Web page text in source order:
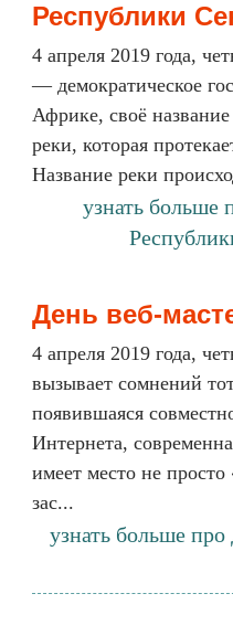
Республики
4 апреля 2019 года,
— демократическое
Африке, своё
реки, которая
Название реки
узнать больше
День веб-
4 апреля 2019 года,
вызывает сомнений
появившаяся
Интернета,
имеет место не
зас...
узнать больше